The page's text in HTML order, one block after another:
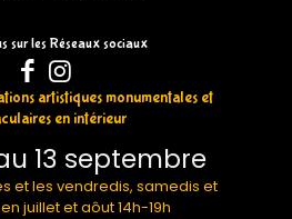
sur les Réseaux sociaux
artistiques monumentales et
en intérieur
13 septembre
et les vendredis, samedis et
juillet et aôut 14h-19h